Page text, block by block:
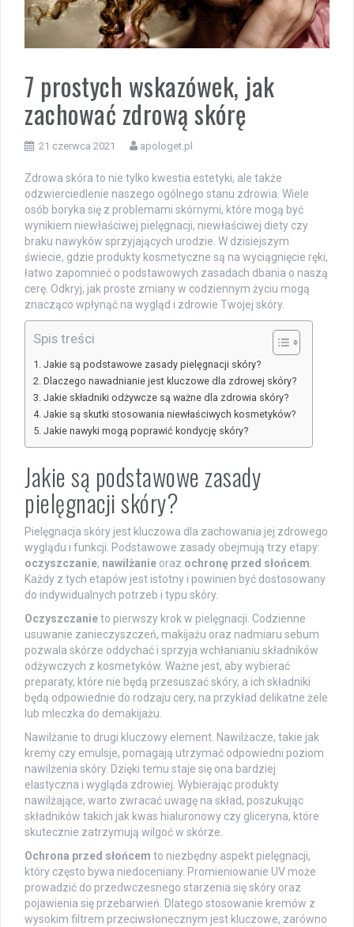
7 prostych wskazówek, jak
zachować zdrową skórę
21 czerwca 2021 apologet.pl
Zdrowa skóra to nie tylko kwestia estetyki, ale także
odzwierciedlenie naszego ogólnego stanu zdrowia. Wiele
osób boryka się z problemami skórnymi, które mogą być
wynikiem niewłaściwej pielęgnacji, niewłaściwej diety czy
braku nawyków sprzyjających urodzie. W dzisiejszym
świecie, gdzie produkty kosmetyczne są na wyciągnięcie ręki,
łatwo zapomnieć o podstawowych zasadach dbania o naszą
cerę. Odkryj, jak proste zmiany w codziennym życiu mogą
znacząco wpłynąć na wygląd i zdrowie Twojej skóry.
Spis treści
Jakie są podstawowe zasady pielęgnacji skóry?
Dlaczego nawadnianie jest kluczowe dla zdrowej skóry?
Jakie składniki odżywcze są ważne dla zdrowia skóry?
Jakie są skutki stosowania niewłaściwych kosmetyków?
Jakie nawyki mogą poprawić kondycję skóry?
Jakie są podstawowe zasady
pielęgnacji skóry?
Pielęgnacja skóry jest kluczowa dla zachowania jej zdrowego
wyglądu i funkcji. Podstawowe zasady obejmują trzy etapy:
oczyszczanie, nawilżanie oraz ochronę przed słońcem
Każdy z tych etapów jest istotny i powinien być dostosowany
do indywidualnych potrzeb i typu skóry.
Oczyszczanieto pierwszy krok w pielęgnacji. Codzienne
usuwanie zanieczyszczeń, makijażu oraz nadmiaru sebum
pozwala skórze oddychać i sprzyja wchłanianiu składników
odżywczych z kosmetyków. Ważne jest, aby wybierać
preparaty, które nie będą przesuszać skóry, a ich składniki
będą odpowiednie do rodzaju cery, na przykład delikatne żele
lub mleczka do demakijażu.
Nawilżanie to drugi kluczowy element. Nawilżacze, takie jak
kremy czy emulsje, pomagają utrzymać odpowiedni poziom
nawilżenia skóry. Dzięki temu staje się ona bardziej
elastyczna i wygląda zdrowiej. Wybierając produkty
nawilżające, warto zwracać uwagę na skład, poszukując
składników takich jak kwas hialuronowy czy gliceryna, które
skutecznie zatrzymują wilgoć w skórze.
Ochrona przed słońcem to niezbędny aspekt pielęgnacji,
który często bywa niedoceniany. Promieniowanie UV może
prowadzić do przedwczesnego starzenia się skóry oraz
pojawienia się przebarwień. Dlatego stosowanie kremów z
wysokim filtrem przeciwsłonecznym jest kluczowe, zarówno